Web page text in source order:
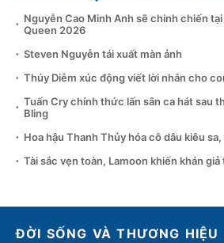
Nguyễn Cao Minh Anh sẽ chinh chiến
Queen 2026
Steven Nguyễn tái xuất màn ảnh
Thúy Diễm xúc động viết lời nhắn cho
Tuấn Cry chính thức lấn sân ca hát sau
Bling
Hoa hậu Thanh Thủy hóa cô dâu kiêu
Tài sắc vẹn toàn, Lamoon khiến khán giả
ĐỜI SỐNG VÀ THƯƠNG HIỆU